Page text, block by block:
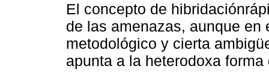
El concepto de
de las amenazas, aunque
metodológico y cierta
apunta a la heterodoxa